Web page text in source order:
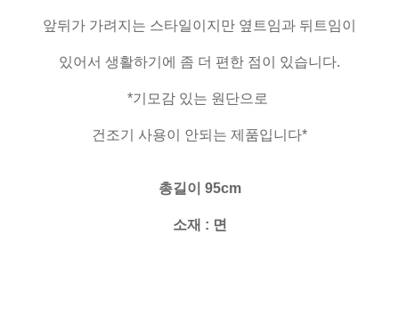
앞뒤가 가려지는 스타일이지만 옆트임과 뒤트임이
있어서 생활하기에 좀 더 편한 점이 있습니다.
*기모감 있는 원단으로
건조기 사용이 안되는 제품입니다*
총길이 95cm
소재 : 면